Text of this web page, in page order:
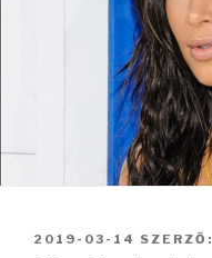
BEKÜLDVE:
2019-03-14 SZERZŐ: